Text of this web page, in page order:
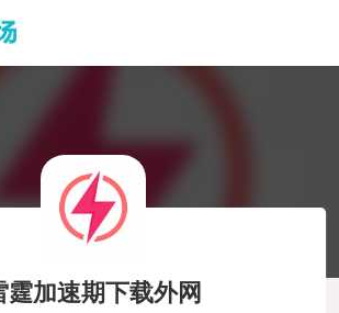
霆加速期下载外网